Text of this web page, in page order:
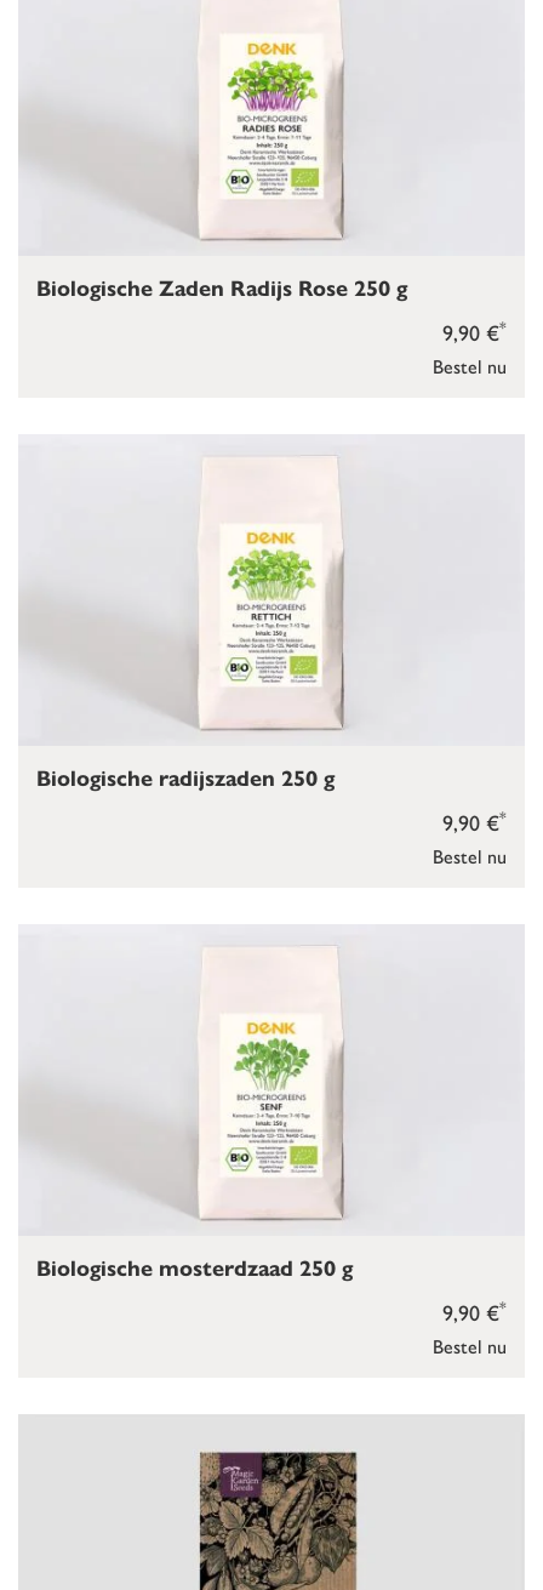
Bestel nu
9,90 €*
Biologische Zaden Radijs Rose 250 g
Bestel nu
9,90 €*
Biologische radijszaden 250 g
Bestel nu
9,90 €*
Biologische mosterdzaad 250 g